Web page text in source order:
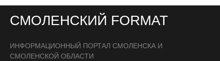
СМОЛЕНСКИЙ FORMAT
ИНФОРМАЦИОННЫЙ ПОРТАЛ СМОЛЕНСКА И
СМОЛЕНСКОЙ ОБЛАСТИ